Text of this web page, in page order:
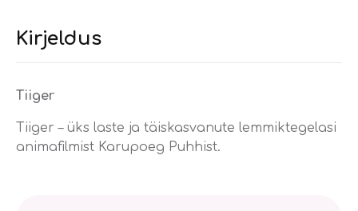
Kirjeldus
Tiiger
Tiiger – üks laste ja täiskasvanute lemmiktegelasi
animafilmist Karupoeg Puhhist.